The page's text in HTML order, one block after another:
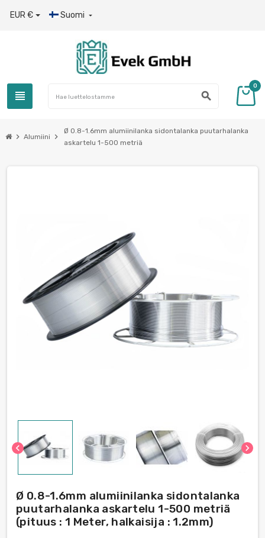
EUR € Suomi 
view_headline search
0
chevron_right Alumiini chevron_right
Ø 0.8-1.6mm alumiinilanka sidontalanka puutarhalanka
askartelu 1-500 metriä
chevron_left chevron_right
Ø 0.8-1.6mm alumiinilanka sidontalanka
puutarhalanka askartelu 1-500 metriä
(pituus : 1 Meter, halkaisija : 1.2mm)